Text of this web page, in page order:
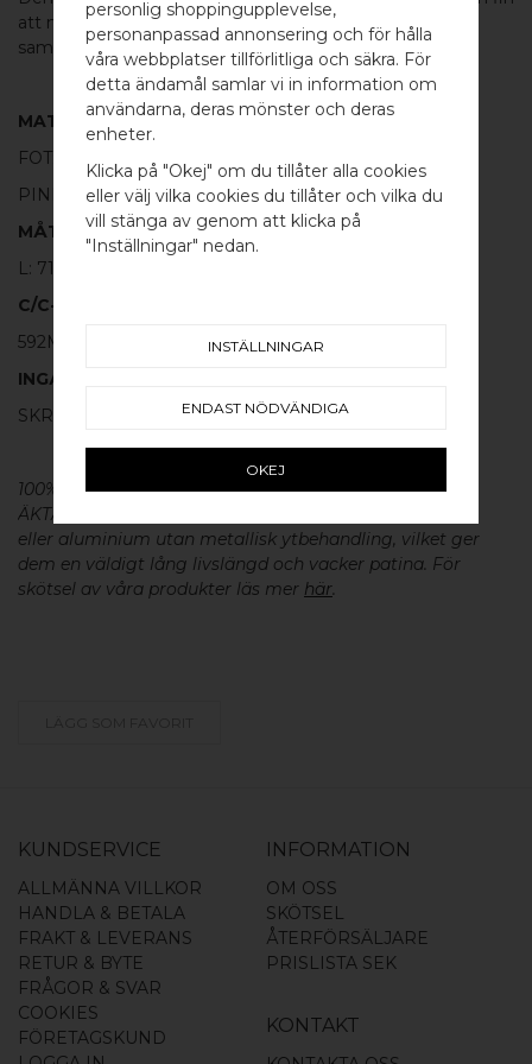
WELCOME TO
BB SWEDEN HARDWARE
Välj land / Choose country
att matcha med de andra handtagen eller knoppen
samma serie.
MATERIAL
FOT:
100% SVART ALUMINIUM
PINNE: 100% POLERAT ROSTFRITT STÅL
MÅTT
L: 712MM H: 40MM TJ: 12MM
C/C-MÅTT
592MM
INGÅR
SKRUV FÖR LUCKA: M4 X 25MM - 2 ST
100% ÄKTA METALL - Alla vårabeslagär tillverkade av
ÄKTA massiv mässing, koppar, rostfritt stål
eller aluminium utan metallisk ytbehandling, vilket ger
dem en väldigt lång livslängd och vacker patina. För
skötsel av våra produkter läs mer här.
KUNDSERVICE
ALLMÄNNA VILLKOR
HANDLA & BETALA
FRAKT & LEVERANS
RETUR & BYTE
FRÅGOR & SVAR
COOKIES
FÖRETAGSKUND
INFORMATION
OM OSS
SKÖTSEL
ÅTERFÖRSÄLJARE
PRISLISTA SEK
KONTAKT
personlig shoppingupplevelse,
personanpassad annonsering och för hålla
våra webbplatser tillförlitliga och säkra. För
detta ändamål samlar vi in information om
användarna, deras mönster och deras
enheter.
Klicka på "Okej" om du tillåter alla cookies
eller välj vilka cookies du tillåter och vilka du
vill stänga av genom att klicka på
"Inställningar" nedan.
INSTÄLLNINGAR
ENDAST NÖDVÄNDIGA
OKEJ